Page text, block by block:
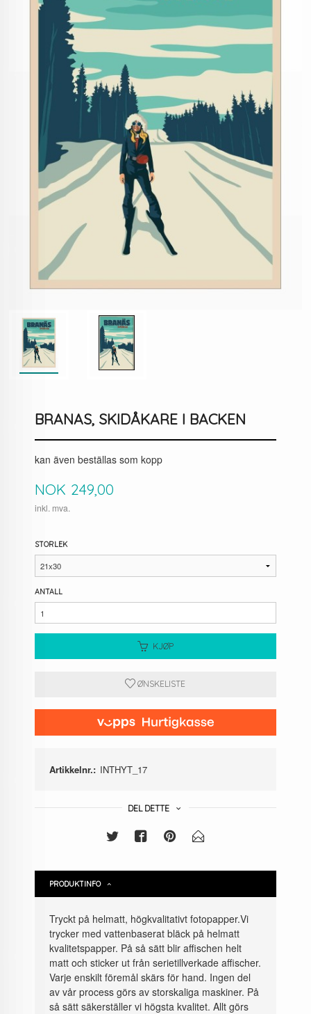
BRANAS, SKIDÅKARE I BACKEN
kan även beställas som kopp
Pris
NOK 249,00
inkl. mva.
STORLEK
ANTALL
KJØP
ØNSKELISTE
Artikkelnr.: INTHYT_17
DEL DETTE
PRODUKTINFO
Tryckt på helmatt, högkvalitativt fotopapper.Vi
trycker med vattenbaserat bläck på helmatt
kvalitetspapper. På så sätt blir affischen helt
matt och sticker ut från serietillverkade affischer.
Varje enskilt föremål skärs för hand. Ingen del
av vår process görs av storskaliga maskiner. På
så sätt säkerställer vi högsta kvalitet. Allt görs